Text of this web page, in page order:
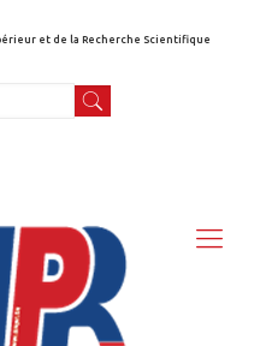
et de la Recherche Scientifique